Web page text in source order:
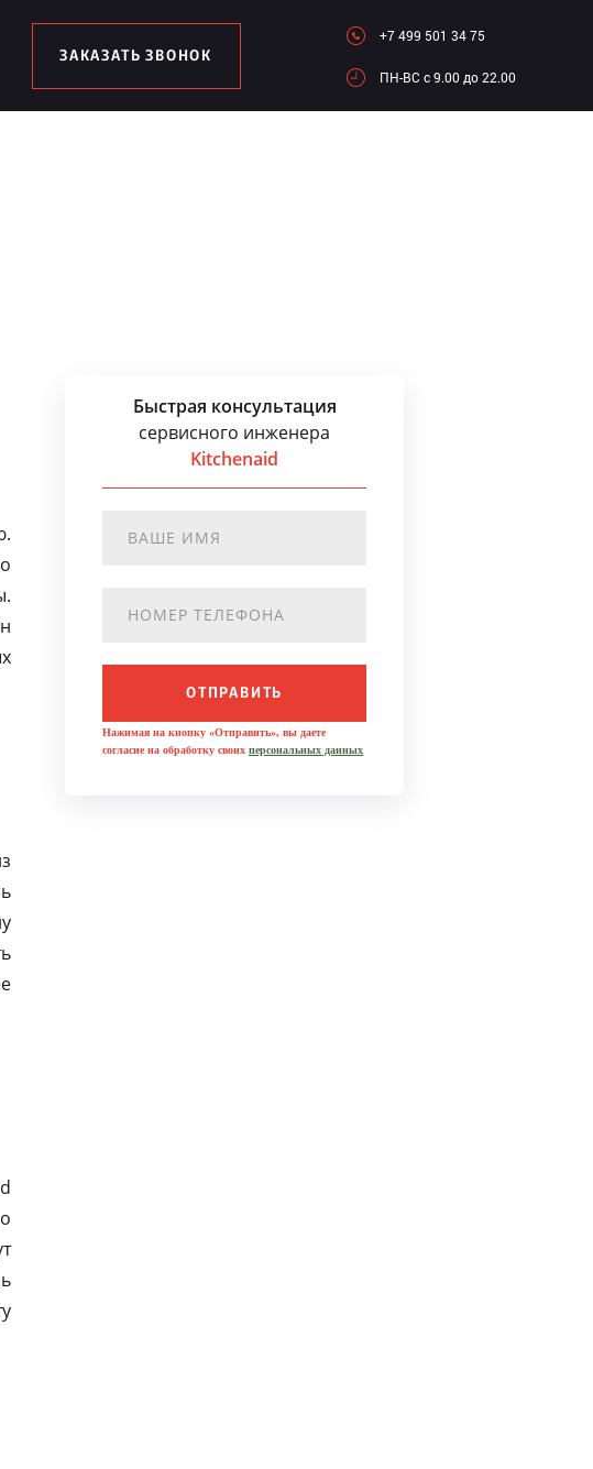
ЗАКАЗАТЬ ЗВОНОК
+7 499 501 34 75
ПН-ВC c 9.00 до 22.00
Быстрая консультация
сервисного инженера
Kitchenaid
ОТПРАВИТЬ
Нажимая на кнопку «Отправить», вы даете
согласие на обработку своих персональных данных